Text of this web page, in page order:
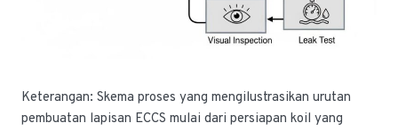
Keterangan: Skema proses yang mengilustrasikan urutan
pembuatan lapisan ECCS mulai dari persiapan koil yang